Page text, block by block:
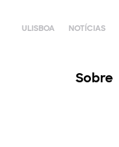
ULISBOA NOTÍCIAS
Sobre